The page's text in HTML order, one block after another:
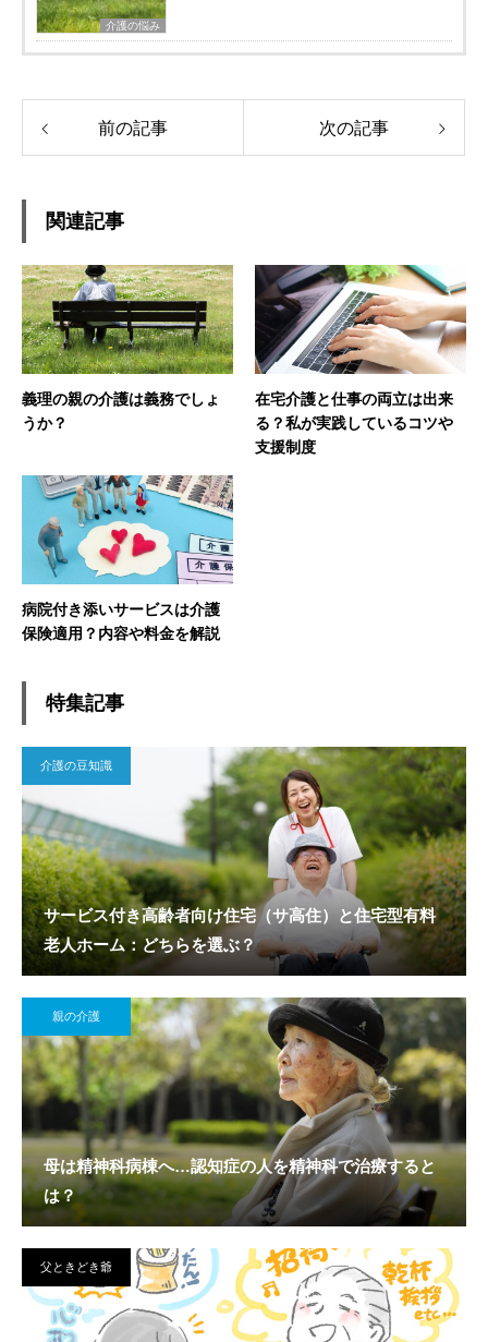
介護の悩み
前の記事 次の記事
関連記事
義理の親の介護は義務でしょ
うか？
在宅介護と仕事の両立は出来
る？私が実践しているコツや
支援制度
病院付き添いサービスは介護
保険適用？内容や料金を解説
特集記事
介護の豆知識
サービス付き高齢者向け住宅（サ高住）と住宅型有料
老人ホーム：どちらを選ぶ？
親の介護
母は精神科病棟へ…認知症の人を精神科で治療すると
は？
父ときどき爺